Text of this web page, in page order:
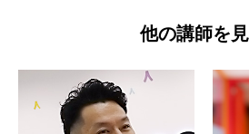
他の講師を